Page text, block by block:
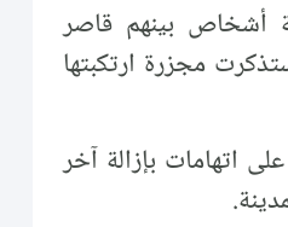
أشخاص بينهم قاصر
مجزرة ارتكبتها
اتهامات بإزالة آخر